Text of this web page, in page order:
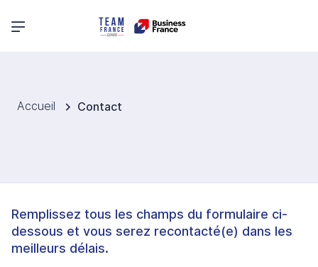
Menu principal
Accueil Contact
Remplissez tous les champs du formulaire ci-
dessous et vous serez recontacté(e) dans les
meilleurs délais.